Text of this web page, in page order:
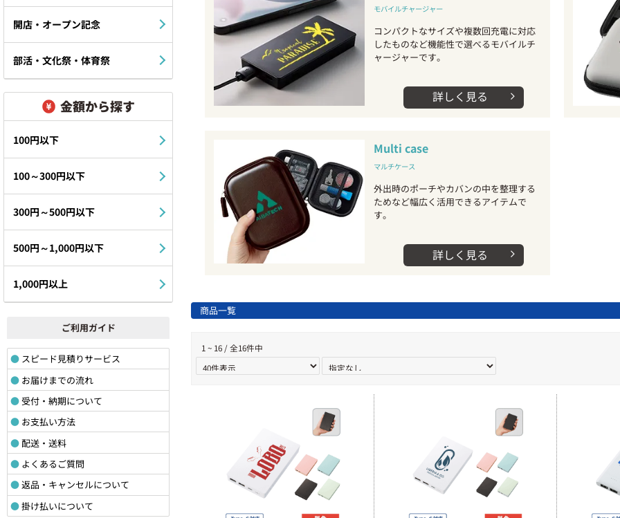
開店・オープン記念
部活・文化祭・体育祭
金額から探す
100円以下
100～300円以下
300円～500円以下
500円～1,000円以下
1,000円以上
ご利用ガイド
スピード見積りサービス
お届けまでの流れ
受付・納期について
お支払い方法
配送・送料
よくあるご質問
返品・キャンセルについて
掛け払いについて
モバイルチャージャー
コンパクトなサイズや複数回充電に対応
したものなど機能性で選べるモバイルチ
ャージャーです。
詳しく見る arrow_forward_ios
Multi case
マルチケース
外出時のポーチやカバンの中を整理する
ためなど幅広く活用できるアイテムで
す。
詳しく見る arrow_forward_ios
商品一覧
1 ~ 16 / 全16件中